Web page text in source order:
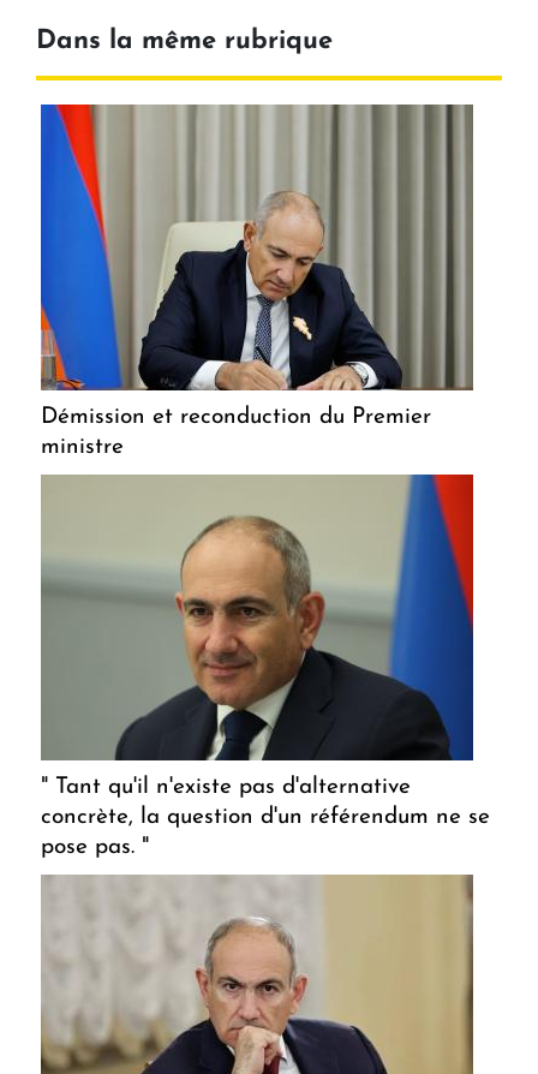
Dans la même rubrique
Démission et reconduction du Premier
ministre
" Tant qu'il n'existe pas d'alternative
concrète, la question d'un référendum ne se
pose pas. "